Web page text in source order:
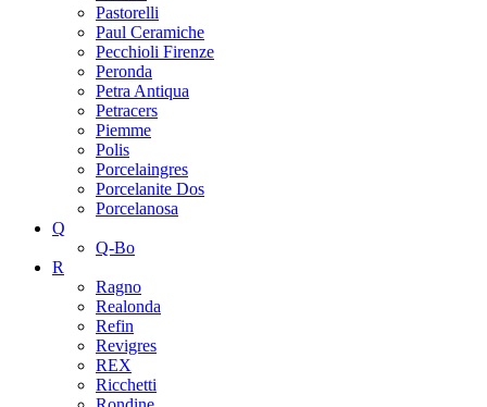
Pastorelli
Paul Ceramiche
Pecchioli Firenze
Peronda
Petra Antiqua
Petracers
Piemme
Polis
Porcelaingres
Porcelanite Dos
Porcelanosa
Q
Q-Bo
R
Ragno
Realonda
Refin
Revigres
REX
Ricchetti